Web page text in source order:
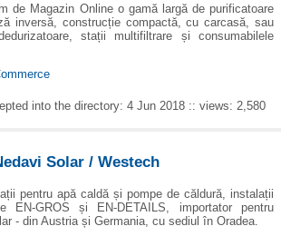
de Magazin Online o gamă largă de purificatoare
inversă, construcție compactă, cu carcasă, sau
stații multifiltrare și consumabilele
into the directory: 4 Jun 2018 :: views: 2,580
Solar / Westech
pentru apă caldă și pompe de căldură, instalații
EN-GROS și EN-DETAILS, importator pentru
- din Austria și Germania, cu sediul în Oradea.